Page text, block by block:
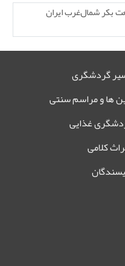
بکر شمال‌غرب ایران
گردشگری
ها و مراسم سنتی
غذایی
کلامی